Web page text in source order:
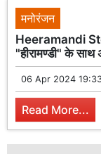
मनोरंजन
Heeramandi
"हीरामण्डी" के
06 Apr 2024
Read More...